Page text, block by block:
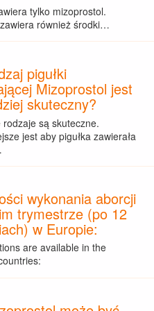
tylko mizoprostol.
również środki…
pigułki
Mizoprostol jest
skuteczny?
rodzaje są skuteczne.
jest aby pigułka zawierała
wykonania aborcji
trymestrze (po 12
w Europie:
are available in the